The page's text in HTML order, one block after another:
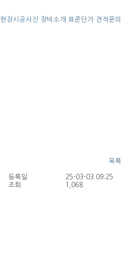
현장시공사진 장비소개 표준단가 견적문의
목록
등록일
25-03-03 09:25
조회
1,068